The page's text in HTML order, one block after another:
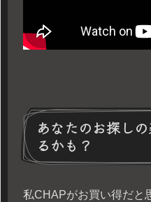
あなたのお探し
るかも？
私CHAPがお買い得だと